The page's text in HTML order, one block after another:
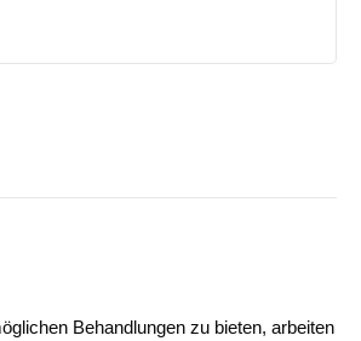
Behandlungen zu bieten, arbeiten